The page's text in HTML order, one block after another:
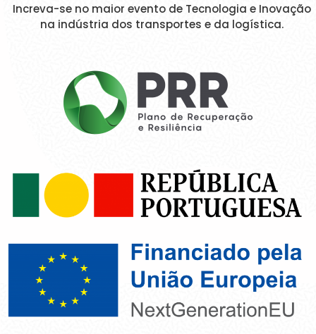
Increva-se no maior evento de Tecnologia e Inovação
na indústria dos transportes e da logística.